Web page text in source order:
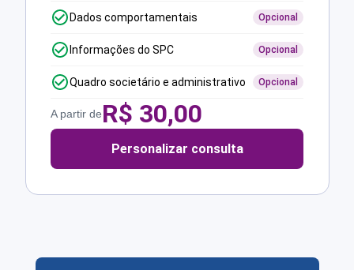
Dados comportamentais Opcional
Informações do SPC Opcional
Quadro societário e administrativo Opcional
A partir deR$ 30,00
Personalizar consulta